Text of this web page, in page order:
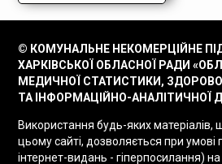
© КОМУНАЛЬНЕ НЕКОМЕРЦІЙНЕ
ХАРКІВСЬКОЇ ОБЛАСНОЇ РАДИ
МЕДИЧНОЇ СТАТИСТИКИ,
ТА ІНФОРМАЦІЙНО-АНАЛІТИЧНОЇ
Використання будь-яких матеріалів,
цьому сайті, дозволяється при умові
інтернет-видань - гіперпосилання)